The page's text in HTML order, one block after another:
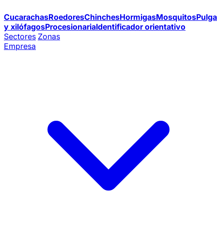
CucarachasRoedoresChinchesHormigasMosquitos
y xilófagosProcesionariaIdentificador orientativo
Sectores Zonas
Empresa